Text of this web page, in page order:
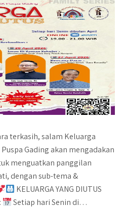
terkasih, salam Keluarga
Puspa Gading akan mengadakan
menguatkan panggilan
dengan sub-tema &
KELUARGA YANG DIUTUS
Setiap hari Senin di…